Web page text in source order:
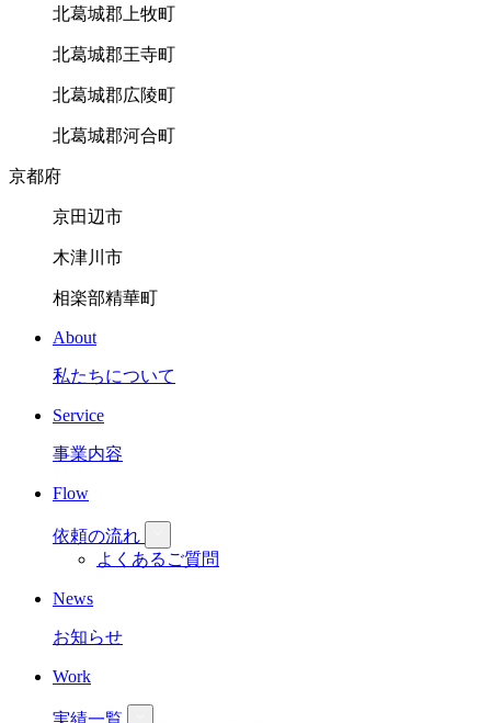
北葛城郡上牧町
北葛城郡王寺町
北葛城郡広陵町
北葛城郡河合町
京都府
京田辺市
木津川市
相楽部精華町
About
私たちについて
Service
事業内容
Flow
依頼の流れ
よくあるご質問
News
お知らせ
Work
実績一覧